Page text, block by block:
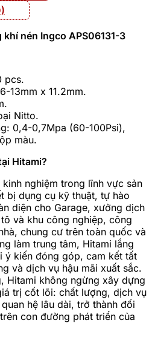
nén Ingco APS06131-3
pcs.
13mm x 11.2mm.
Nitto.
0,4-0,7Mpa (60-100Psi),
màu.
Hitami?
nghiệm trong lĩnh vực sản
bị dụng cụ kỹ thuật, tự hào
diện cho Garage, xưởng dịch
và khu công nghiệp, công
chung cư trên toàn quốc và
làm trung tâm, Hitami lắng
ý kiến đóng góp, cam kết tất
và dịch vụ hậu mãi xuất sắc.
Hitami không ngừng xây dựng
trị cốt lõi: chất lượng, dịch vụ
hệ lâu dài, trở thành đối
con đường phát triển của